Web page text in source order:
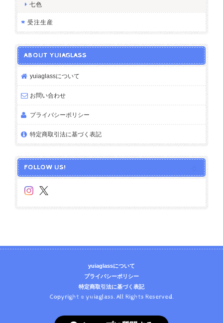
七色
受注生産
ABOUT YUIAGLASS
yuiaglassについて
お問い合わせ
プライバシーポリシー
特定商取引法に基づく表記
FOLLOW US!
yuiaglassについて
プライバシーポリシー
特定商取引法に基づく表記
Copyright © yuiaglass. All Rights Reserved.